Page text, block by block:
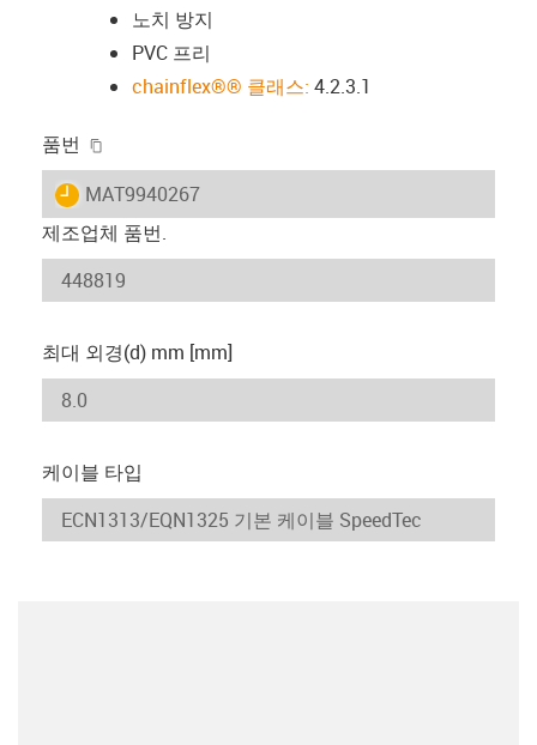
노치 방지
PVC 프리
chainflex®® 클래스: 4.2.3.1
품번
igus-icon-lieferzeit
MAT9940267
제조업체 품번.
최대 외경(d) mm [mm]
케이블 타입